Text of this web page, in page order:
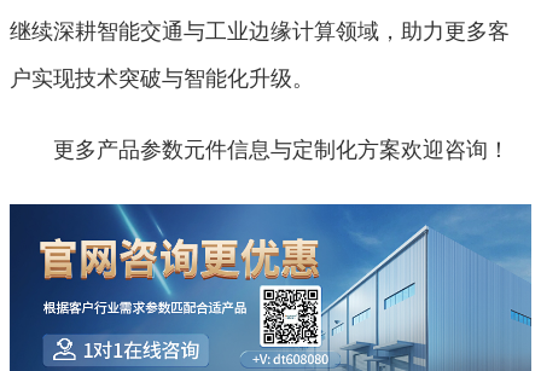
继续深耕智能交通与工业边缘计算领域，助力更多客
户实现技术突破与智能化升级。
更多产品参数元件信息与定制化方案欢迎咨询！